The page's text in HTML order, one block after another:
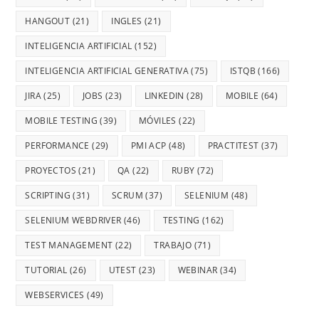
HANGOUT (21) INGLES (21)
INTELIGENCIA ARTIFICIAL (152)
INTELIGENCIA ARTIFICIAL GENERATIVA(75) ISTQB (166)
JIRA(25) JOBS (23) LINKEDIN (28) MOBILE (64)
MOBILE TESTING (39) MÓVILES (22)
PERFORMANCE (29) PMI ACP (48) PRACTITEST (37)
PROYECTOS (21) QA (22) RUBY (72)
SCRIPTING (31) SCRUM (37) SELENIUM (48)
SELENIUM WEBDRIVER (46) TESTING (162)
TEST MANAGEMENT (22) TRABAJO (71)
TUTORIAL (26) UTEST (23) WEBINAR (34)
WEBSERVICES (49)